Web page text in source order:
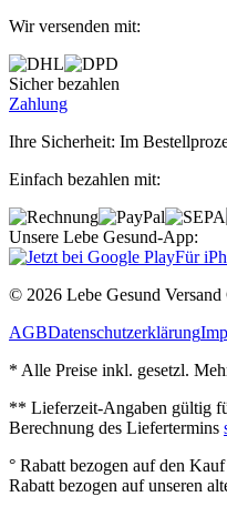
Wir versenden mit:
Sicher bezahlen
Zahlung
Ihre Sicherheit: Im
Einfach bezahlen mit:
Unsere Lebe Gesund-App:
Für
© 2026 Lebe Gesund
AGBDatenschutzerklärung
* Alle Preise inkl. gesetzl.
** Lieferzeit‐Angaben gültig
Berechnung des Liefertermins
° Rabatt bezogen auf den
Rabatt bezogen auf unseren